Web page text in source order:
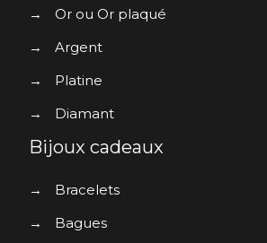
→
Or ou Or plaqué
→
Argent
→
Platine
→
Diamant
Bijoux cadeaux
→
Bracelets
→
Bagues